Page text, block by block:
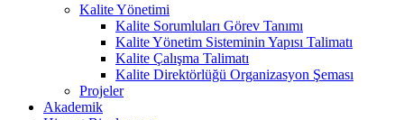
Kalite Yönetimi
Kalite Sorumluları Görev Tanımı
Kalite Yönetim Sisteminin Yapısı Talimatı
Kalite Çalışma Talimatı
Kalite Direktörlüğü Organizasyon Şeması
Projeler
Akademik